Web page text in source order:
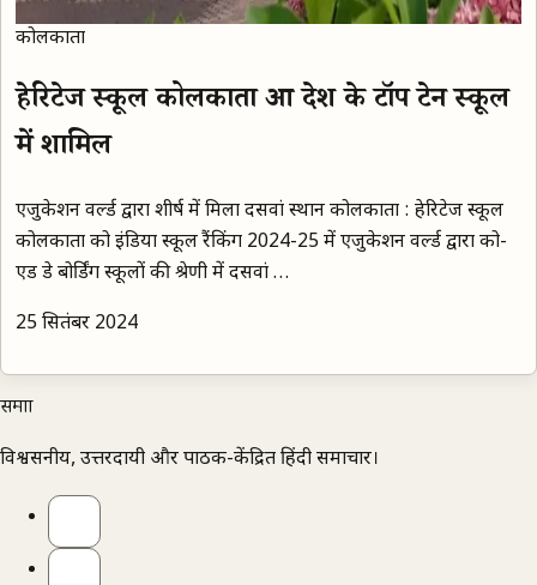
कोलकाता
हेरिटेज स्कूल कोलकाता हुआ देश के टॉप टेन स्कूल
में शामिल
एजुकेशन वर्ल्ड द्वारा शीर्ष में मिला दसवां स्थान कोलकाता : हेरिटेज स्कूल
कोलकाता को इंडिया स्कूल रैंकिंग 2024-25 में एजुकेशन वर्ल्ड द्वारा को-
एड डे बोर्डिंग स्कूलों की श्रेणी में दसवां …
25 सितंबर 2024
समाज्ञा
विश्वसनीय, उत्तरदायी और पाठक-केंद्रित हिंदी समाचार।